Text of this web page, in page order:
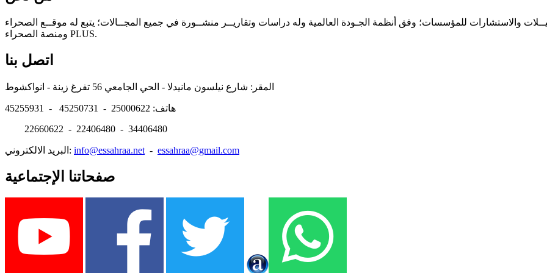
والاستشارات للمؤسسات؛ وفق أنظمة الجـودة العالمية وله دراسات وتقاريــر منشــورة في جميع المجــالات؛ يتبع له موقــع الصحراء
ومنصة الصحراء PLUS.
اتصل بنا
هاتف: 25000622 - 45250731 - 45255931
22660622 - 22406480 - 34406480
البريد الالكتروني: info@essahraa.net - essahraa@gmail.com
صفحاتنا الإجتماعية